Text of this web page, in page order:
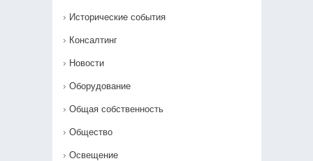
Исторические события
Консалтинг
Новости
Оборудование
Общая собственность
Общество
Освещение